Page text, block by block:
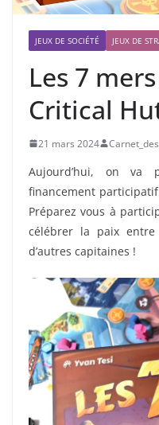
JEUX DE SOCIÉTÉ JEUX DE
Les 7
Critical
21 mars 2024
Aujourd’hui, on va
financement
Préparez vous à
célébrer la paix
d’autres capitaines !